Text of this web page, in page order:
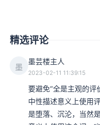
分是思维，是能思者，
卡尔设想精神通过大脑
到了20世纪，哲学家们
精选评论
墨
墨芸楼主人
2023-02-11 11:39:15
要避免“全是主观的评
中性描述意义上使用
是堕落、沉沦，当然